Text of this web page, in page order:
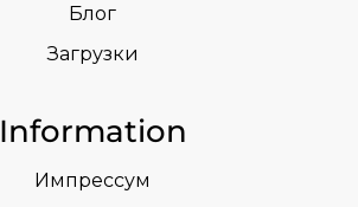
Блог
Загрузки
Information
Импрессум